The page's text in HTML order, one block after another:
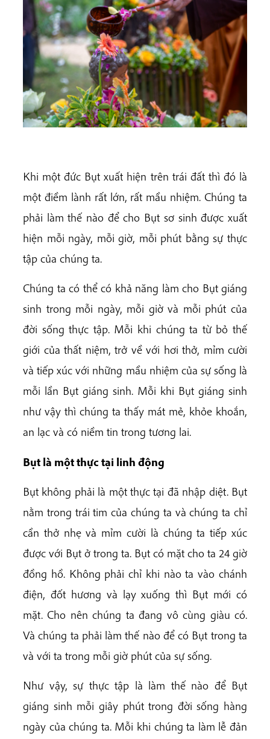
Khi một đức Bụt xuất hiện trên trái đất thì đó là
một điềm lành rất lớn, rất mầu nhiệm. Chúng ta
phải làm thế nào để cho Bụt sơ sinh được xuất
hiện mỗi ngày, mỗi giờ, mỗi phút bằng sự thực
tập của chúng ta.
Chúng ta có thể có khả năng làm cho Bụt giáng
sinh trong mỗi ngày, mỗi giờ và mỗi phút của
đời sống thực tập. Mỗi khi chúng ta từ bỏ thế
giới của thất niệm, trở về với hơi thở, mỉm cười
và tiếp xúc với những mầu nhiệm của sự sống là
mỗi lần Bụt giáng sinh. Mỗi khi Bụt giáng sinh
như vậy thì chúng ta thấy mát mẻ, khỏe khoắn,
an lạc và có niềm tin trong tương lai.
Bụt là một thực tại linh động
Bụt không phải là một thực tại đã nhập diệt. Bụt
nằm trong trái tim của chúng ta và chúng ta chỉ
cần thở nhẹ và mỉm cười là chúng ta tiếp xúc
được với Bụt ở trong ta. Bụt có mặt cho ta 24 giờ
đồng hồ. Không phải chỉ khi nào ta vào chánh
điện, đốt hương và lạy xuống thì Bụt mới có
mặt. Cho nên chúng ta đang vô cùng giàu có.
Và chúng ta phải làm thế nào để có Bụt trong ta
và với ta trong mỗi giờ phút của sự sống.
Như vậy, sự thực tập là làm thế nào để Bụt
giáng sinh mỗi giây phút trong đời sống hàng
ngày của chúng ta. Mỗi khi chúng ta làm lễ đản